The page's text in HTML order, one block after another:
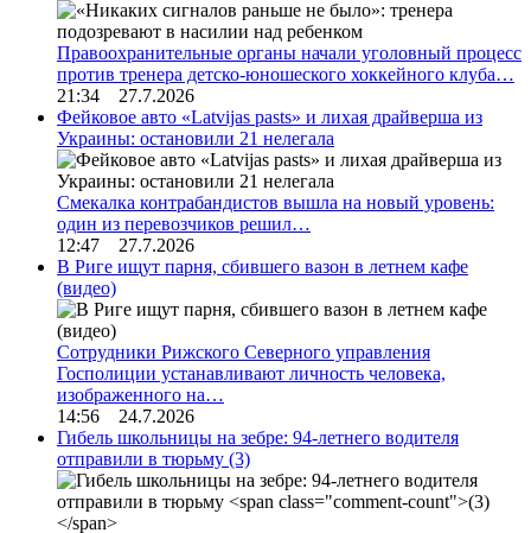
Правоохранительные органы начали уголовный процесс
против тренера детско-юношеского хоккейного клуба…
21:34 27.7.2026
Фейковое авто «Latvijas pasts» и лихая драйверша из
Украины: остановили 21 нелегала
Смекалка контрабандистов вышла на новый уровень:
один из перевозчиков решил…
12:47 27.7.2026
В Риге ищут парня, сбившего вазон в летнем кафе
(видео)
Сотрудники Рижского Северного управления
Госполиции устанавливают личность человека,
изображенного на…
14:56 24.7.2026
Гибель школьницы на зебре: 94-летнего водителя
отправили в тюрьму (3)